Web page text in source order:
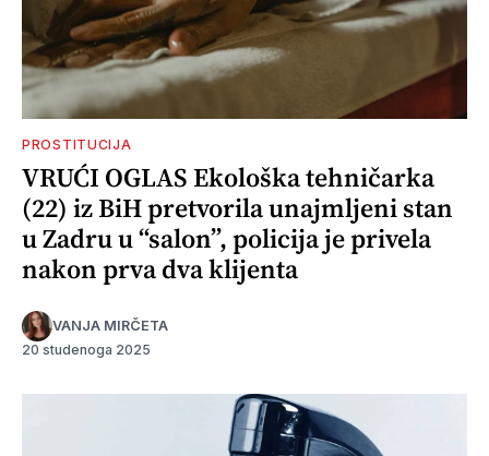
PROSTITUCIJA
VRUĆI OGLAS Ekološka tehničarka
(22) iz BiH pretvorila unajmljeni stan
u Zadru u “salon”, policija je privela
nakon prva dva klijenta
VANJA MIRČETA
20 studenoga 2025